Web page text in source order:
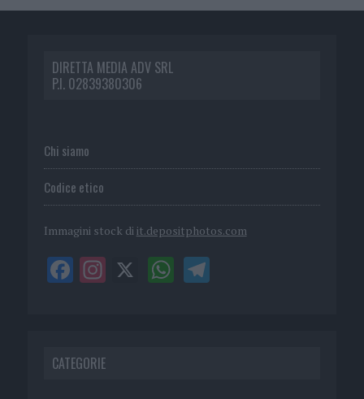
DIRETTA MEDIA ADV SRL
P.I. 02839380306
Chi siamo
Codice etico
Immagini stock di it.depositphotos.com
CATEGORIE